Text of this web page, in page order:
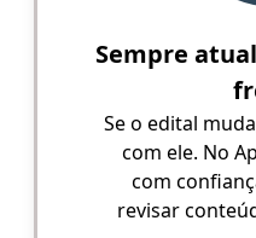
Sempre
Se o edital
com ele. No
com
revisar